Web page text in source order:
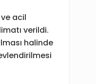
acil
verildi.
halinde